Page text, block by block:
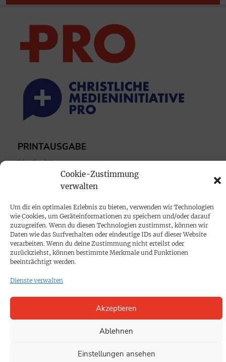
Cookie-Zustimmung
verwalten
Um dir ein optimales Erlebnis zu bieten, verwenden wir Technologien
wie Cookies, um Geräteinformationen zu speichern und/oder darauf
zuzugreifen. Wenn du diesen Technologien zustimmst, können wir
Daten wie das Surfverhalten oder eindeutige IDs auf dieser Website
verarbeiten. Wenn du deine Zustimmung nicht erteilst oder
zurückziehst, können bestimmte Merkmale und Funktionen
beeinträchtigt werden.
Dienste verwalten
Akzeptieren
Ablehnen
Einstellungen ansehen
PRINTAUSGABE
Mediadaten
PROKOMPAKT
Impressum
SPENDEN
Datenschutz
KONTAKT
Cookie-Richtlinie